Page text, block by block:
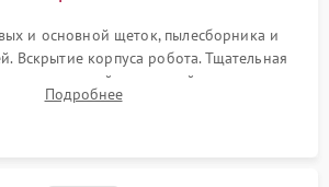
и основной щеток, пылесборника и
Вскрытие корпуса робота. Тщательная
полостей, шестерней и плат от
пыли, волос и шерсти животных с
Подробнее